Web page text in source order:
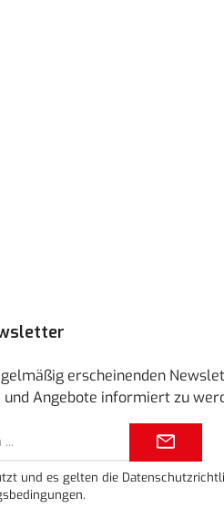
erscheinenden
Angebote informiert zu
und es gelten die
.